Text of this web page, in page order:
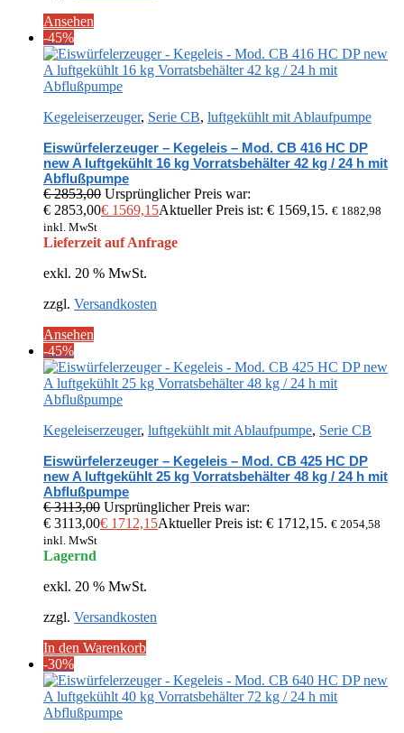
Ansehen
-45%
Kegeleiserzeuger, Serie CB, luftgekühlt mit Ablaufpumpe
Eiswürfelerzeuger – Kegeleis – Mod. CB 416 HC DP
new A luftgekühlt 16 kg Vorratsbehälter 42 kg / 24 h mit
Abflußpumpe
€2853,00 Ursprünglicher Preis war:
€ 2853,00€ 1569,15Aktueller Preis ist: € 1569,15. € 1882,98
inkl. MwSt
Lieferzeit auf Anfrage
exkl. 20 % MwSt.
zzgl. Versandkosten
Ansehen
-45%
Kegeleiserzeuger, luftgekühlt mit Ablaufpumpe, Serie CB
Eiswürfelerzeuger – Kegeleis – Mod. CB 425 HC DP
new A luftgekühlt 25 kg Vorratsbehälter 48 kg / 24 h mit
Abflußpumpe
€3113,00 Ursprünglicher Preis war:
€ 3113,00€ 1712,15Aktueller Preis ist: € 1712,15. € 2054,58
inkl. MwSt
Lagernd
exkl. 20 % MwSt.
zzgl. Versandkosten
In den Warenkorb
-30%